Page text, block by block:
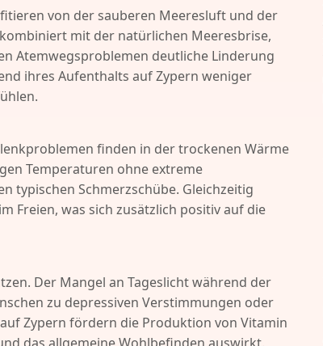
von der sauberen Meeresluft und der
mit der natürlichen Meeresbrise,
Atemwegsproblemen deutliche Linderung
ihres Aufenthalts auf Zypern weniger
finden in der trockenen Wärme
Temperaturen ohne extreme
typischen Schmerzschübe. Gleichzeitig
Freien, was sich zusätzlich positiv auf die
Der Mangel an Tageslicht während der
zu depressiven Verstimmungen oder
Zypern fördern die Produktion von Vitamin